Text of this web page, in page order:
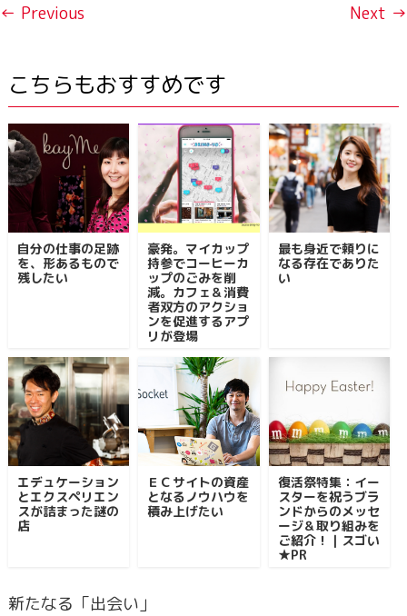
← Previous Next →
こちらもおすすめです
自分の仕事の足跡
を、形あるもので
残したい
豪発。マイカップ
持参でコーヒーカ
ップのごみを削
減。カフェ＆消費
者双方のアクショ
ンを促進するアプ
リが登場
最も身近で頼りに
なる存在でありた
い
エデュケーション
とエクスペリエン
スが詰まった謎の
店
ＥＣサイトの資産
となるノウハウを
積み上げたい
復活祭特集：イー
スターを祝うブラ
ンドからのメッセ
ージ＆取り組みを
ご紹介！｜スゴい
★PR
新たなる「出会い」